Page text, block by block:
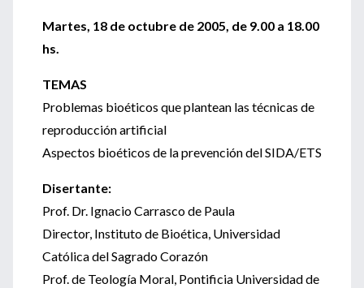
Martes, 18 de octubre de 2005, de 9.00 a 18.00
hs.
TEMAS
Problemas bioéticos que plantean las técnicas de
reproducción artificial
Aspectos bioéticos de la prevención del SIDA/ETS
Disertante:
Prof. Dr. Ignacio Carrasco de Paula
Director, Instituto de Bioética, Universidad
Católica del Sagrado Corazón
Prof. de Teología Moral, Pontificia Universidad de